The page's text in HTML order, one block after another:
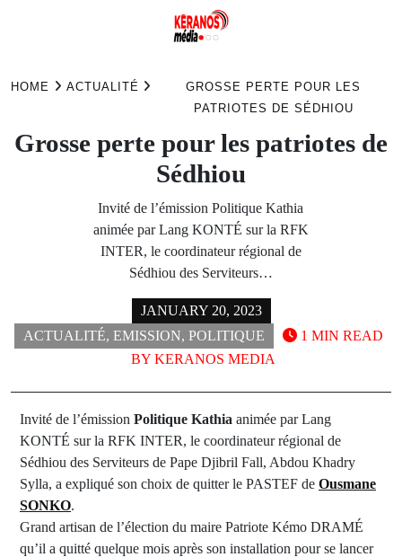
HOME ACTUALITÉ
GROSSE PERTE POUR LES
PATRIOTES DE SÉDHIOU
Grosse perte pour les patriotes de
Sédhiou
Invité de l’émission Politique Kathia
animée par Lang KONTÉ sur la RFK
INTER, le coordinateur régional de
Sédhiou des Serviteurs…
JANUARY 20, 2023
ACTUALITÉ, EMISSION, POLITIQUE
BY KERANOS MEDIA
1 MIN READ
Invité de l’émission Politique Kathia animée par Lang
KONTÉ sur la RFK INTER, le coordinateur régional de
Sédhiou des Serviteurs de Pape Djibril Fall, Abdou Khadry
Sylla, a expliqué son choix de quitter le PASTEF de Ousmane
SONKO.
Grand artisan de l’élection du maire Patriote Kémo DRAMÉ
qu’il a quitté quelque mois après son installation pour se lancer